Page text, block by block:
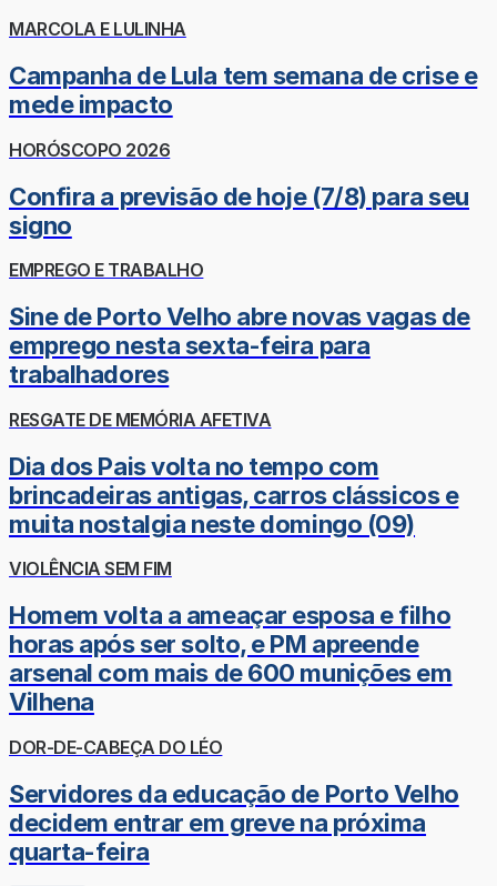
MARCOLA E LULINHA
Campanha de Lula tem semana de crise e
mede impacto
HORÓSCOPO 2026
Confira a previsão de hoje (7/8) para seu
signo
EMPREGO E TRABALHO
Sine de Porto Velho abre novas vagas de
emprego nesta sexta-feira para
trabalhadores
RESGATE DE MEMÓRIA AFETIVA
Dia dos Pais volta no tempo com
brincadeiras antigas, carros clássicos e
muita nostalgia neste domingo (09)
VIOLÊNCIA SEM FIM
Homem volta a ameaçar esposa e filho
horas após ser solto, e PM apreende
arsenal com mais de 600 munições em
Vilhena
DOR-DE-CABEÇA DO LÉO
Servidores da educação de Porto Velho
decidem entrar em greve na próxima
quarta-feira